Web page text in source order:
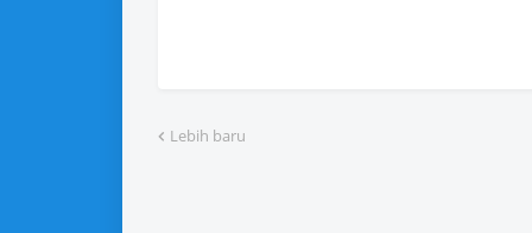
Lebih baru